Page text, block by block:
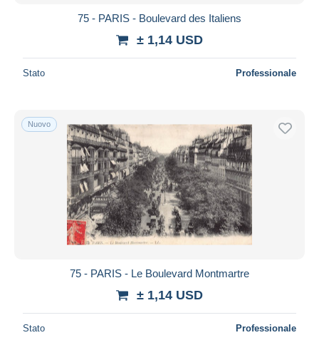
75 - PARIS - Boulevard des Italiens
± 1,14 USD
Stato Professionale
Nuovo
75 - PARIS - Le Boulevard Montmartre
± 1,14 USD
Stato Professionale